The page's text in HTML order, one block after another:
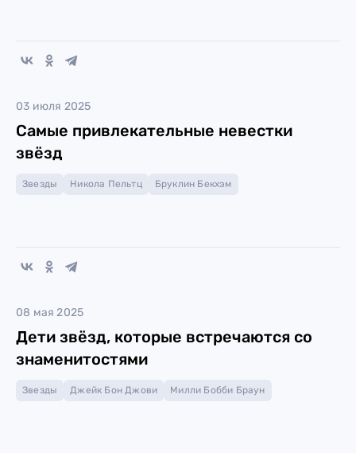
03 июля 2025
Самые привлекательные невестки
звёзд
Звезды Никола Пельтц Бруклин Бекхэм
08 мая 2025
Дети звёзд, которые встречаются со
знаменитостями
Звезды Джейк Бон Джови Милли Бобби Браун